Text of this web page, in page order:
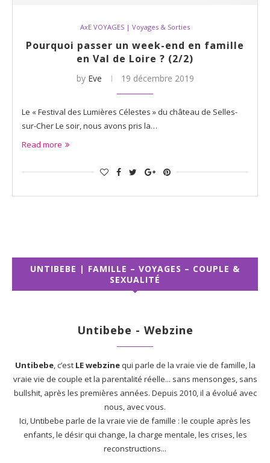
AxE VOYAGES | Voyages & Sorties
Pourquoi passer un week-end en famille
en Val de Loire ? (2/2)
by Eve 19 décembre 2019
Le « Festival des Lumières Célestes » du château de Selles-
sur-Cher Le soir, nous avons pris la…
Read more
UNTIBEBE | FAMILLE – VOYAGES – COUPLE &
SEXUALITÉ
Untibebe - Webzine
Untibebe, c’est LE webzinequi parle de la vraie vie de famille, la
vraie vie de couple et la parentalité réelle... sans mensonges, sans
bullshit, après les premières années. Depuis 2010, il a évolué avec
nous, avec vous.
Ici, Untibebe parle de la vraie vie de famille : le couple après les
enfants, le désir qui change, la charge mentale, les crises, les
reconstructions...